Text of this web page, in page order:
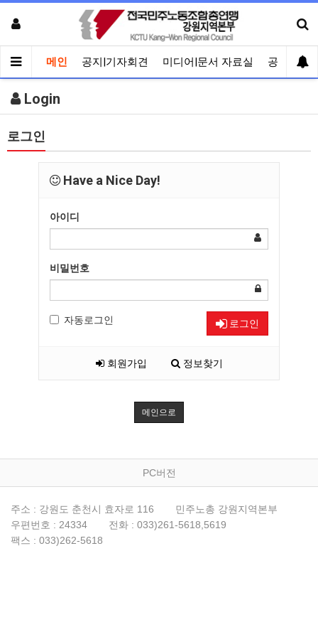
메인 공지|기자회견 미디어|문서 자료실 공유게시
Login
로그인
Have a Nice Day!
아이디
비밀번호
자동로그인 로그인
회원가입 정보찾기
메인으로
PC버전
주소 : 강원도 춘천시 효자로 116
민주노총 강원지역본부
우편번호 : 24334
전화 : 033)261-5618,5619
팩스 : 033)262-5618